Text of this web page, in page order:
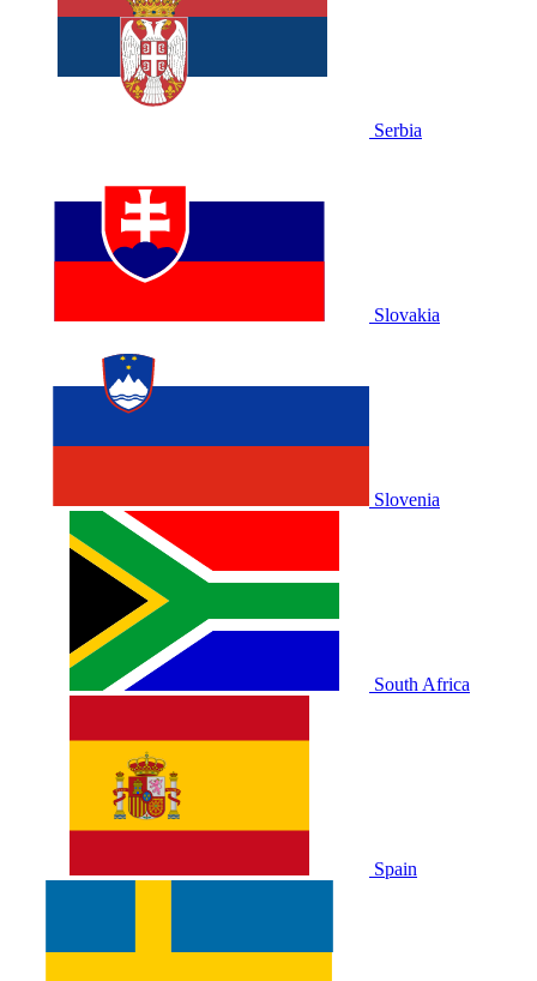
Serbia
Slovakia
Slovenia
South Africa
Spain